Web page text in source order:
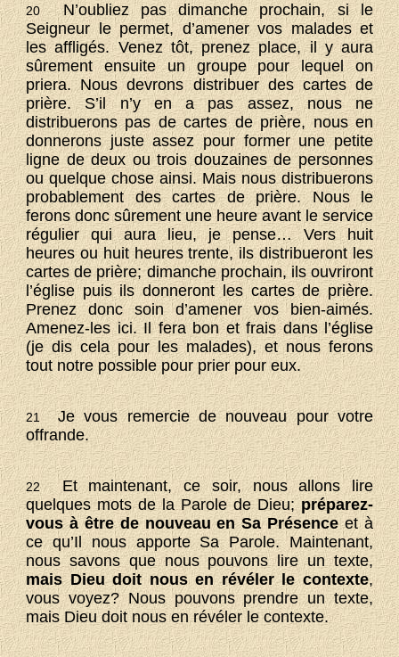
20N’oubliez pas dimanche prochain, si le
Seigneur le permet, d’amener vos malades et
les affligés. Venez tôt, prenez place, il y aura
sûrement ensuite un groupe pour lequel on
priera. Nous devrons distribuer des cartes de
prière. S’il n’y en a pas assez, nous ne
distribuerons pas de cartes de prière, nous en
donnerons juste assez pour former une petite
ligne de deux ou trois douzaines de personnes
ou quelque chose ainsi. Mais nous distribuerons
probablement des cartes de prière. Nous le
ferons donc sûrement une heure avant le service
régulier qui aura lieu, je pense… Vers huit
heures ou huit heures trente, ils distribueront les
cartes de prière; dimanche prochain, ils ouvriront
l’église puis ils donneront les cartes de prière.
Prenez donc soin d’amener vos bien-aimés.
Amenez-les ici. Il fera bon et frais dans l’église
(je dis cela pour les malades), et nous ferons
tout notre possible pour prier pour eux.
21Je vous remercie de nouveau pour votre
offrande.
22Et maintenant, ce soir, nous allons lire
quelques mots de la Parole de Dieu;préparez-
vous à être de nouveau en Sa Présenceet à
ce qu’Il nous apporte Sa Parole. Maintenant,
nous savons que nous pouvons lire un texte,
mais Dieu doit nous en révéler le contexte,
vous voyez? Nous pouvons prendre un texte,
mais Dieu doit nous en révéler le contexte.